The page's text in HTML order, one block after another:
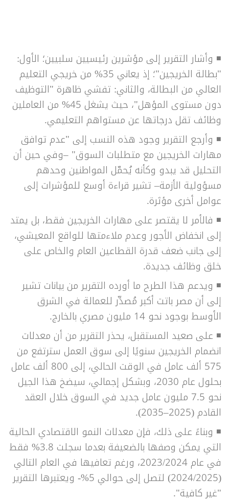
◾ وأشار التقرير إلى مؤشرين رئيسيين سلبيين؛ الأول:
"بطالة الخريجين"؛ إذ يعاني 35% من خريجي التعليم
العالي من البطالة، والثاني: تفشي ظاهرة "التوظيف
دون مستوى المؤهل"، حيث يشغل 45% من العاملين
وظائف تقل درجاتها عن مستواهم التعليمي.
◾ وأرجع التقرير وجود هذه النسب إلى "عدم توافق
مهارات الخريجين مع متطلبات السوق" –وفي حين أن
التحليل قد يبدو وكأنه يُحمّل المواطنين وحدهم
مسؤولية الأزمة– تشير قراءة أوسع للمؤشرات إلى
عوامل أخرى مؤثرة.
◾ فالأمر لا يقتصر على مهارات الخريجين فقط، بل يمتد
إلى انخفاض الأجور وعدم ملاءمتها للواقع المعيشي،
إلى جانب ضعف قدرة القطاعين العام والخاص على
خلق وظائف جديدة.
◾ ويدعم هذا الطرح ما أورده التقرير من بيانات تشير
إلى أن مصر باتت أكبر مُصدِّر للعمالة في الشرق
الأوسط بوجود نحو 14 مليون مصري بالخارج.
◾ على صعيد المستقبل، يحذر التقرير من أن معدلات
انضمام الخريجين سنويًا إلى سوق العمل سترتفع من
575 ألف عامل في الوقت الحالي، إلى 800 ألف عامل
بحلول عام 2030، وبشكل إجمالي، سيضخ هذا الجيل
نحو 7.5 مليون عامل جديد في السوق خلال العقد
القادم (2025–2035).
◾ وبناءً على ذلك، فإن معدلات النمو الاقتصادي الحالية
التي يمكن وصفها بالضعيفة بعدما سجلت 3.8% فقط
في عام 2023/2024، ورغم تعافيها في العام التالي
(2024/2025) لتصل إلى حوالي 5%- ويعتبرها التقرير
"غير كافية".